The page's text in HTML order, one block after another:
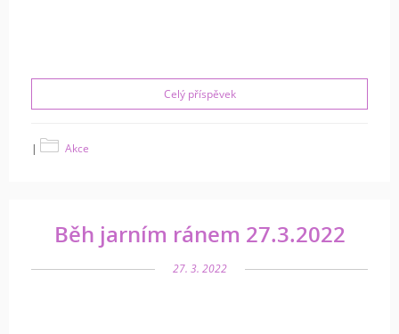
Celý příspěvek
| Akce
Běh jarním ránem 27.3.2022
27. 3. 2022